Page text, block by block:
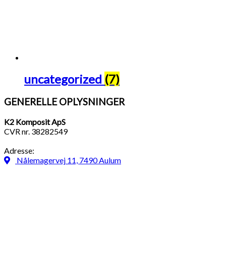
uncategorized (7)
GENERELLE OPLYSNINGER
K2 Komposit ApS
CVR nr. 38282549
Adresse:
Nålemagervej 11, 7490 Aulum